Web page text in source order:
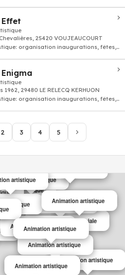
25420 VOUJEAUCOURT
organisation inaugurations, fêtes,
1962, 29480 LE RELECQ KERHUON
organisation inaugurations, fêtes,
2 3 4 5
Animation commerciale
Animation artistique
artistique
Animation artistique
Animation artistique
Animation artistique
Animation artistique
Animation artistique
artistique
Animation artistique
artistique
Animation artistique